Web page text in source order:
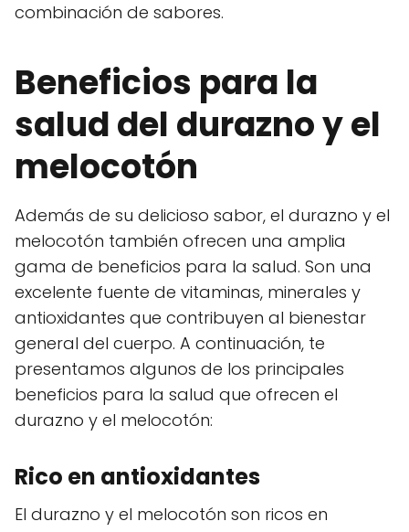
combinación de sabores.
Beneficios para la
salud del durazno y el
melocotón
Además de su delicioso sabor, el durazno y el
melocotón también ofrecen una amplia
gama de beneficios para la salud. Son una
excelente fuente de vitaminas, minerales y
antioxidantes que contribuyen al bienestar
general del cuerpo. A continuación, te
presentamos algunos de los principales
beneficios para la salud que ofrecen el
durazno y el melocotón:
Rico en antioxidantes
El durazno y el melocotón son ricos en